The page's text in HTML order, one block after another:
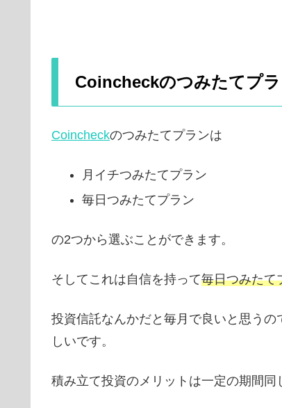
Coincheckのつみたてプ
Coincheckのつみたてプランは
月イチつみたてプラン
毎日つみたてプラン
の2つから選ぶことができます。
そしてこれは自信を持って毎日つみたて
投資信託なんかだと毎月で良いと思う
しいです。
積み立て投資のメリットは一定の期間同